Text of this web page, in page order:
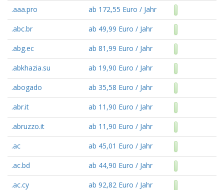
.aaa.pro
ab 172,55 Euro / Jahr
.abc.br ab 49,99 Euro / Jahr
.abg.ec ab 81,99 Euro / Jahr
.abkhazia.su ab 19,90 Euro / Jahr
.abogado ab 35,58 Euro / Jahr
.abr.it ab 11,90 Euro / Jahr
.abruzzo.it ab 11,90 Euro / Jahr
.ac ab 45,01 Euro / Jahr
.ac.bd ab 44,90 Euro / Jahr
.ac.cy ab 92,82 Euro / Jahr